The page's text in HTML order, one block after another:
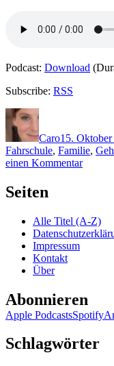
Podcast: Download
Subscribe: RSS
Autor
Caro15.
Fahrschule, Familie,
einen Kommentarzu
Seiten
Alle Titel (A-Z)
Impressum
Kontakt
Über
Abonnieren
Apple PodcastsSpotify
Schlagwörter